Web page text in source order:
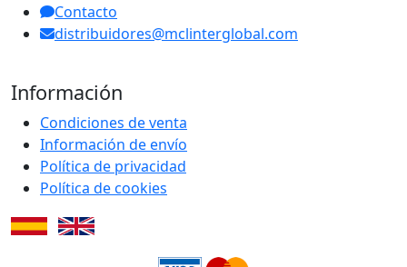
Contacto
distribuidores@mclinterglobal.com
Información
Condiciones de venta
Información de envío
Política de privacidad
Política de cookies